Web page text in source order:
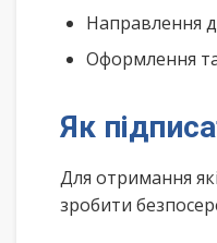
Направлення
Оформлення та
Як
Для отримання
зробити